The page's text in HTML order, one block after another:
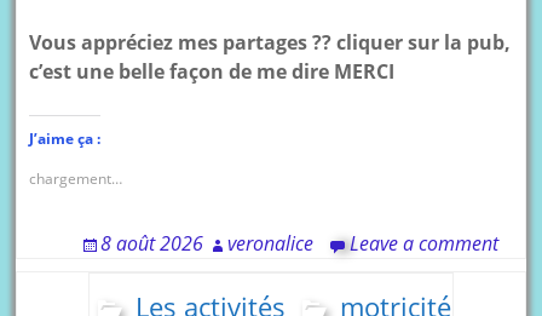
Vous appréciez mes partages ?? cliquer sur la pub,
c’est une belle façon de me dire MERCI
J’aime ça :
chargement…
8 août 2026 veronalice Leave a comment
Les activités motricité